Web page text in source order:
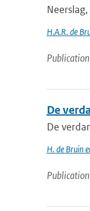
H.A.R. de
Publication
De
De
H. de Bruin
Publication